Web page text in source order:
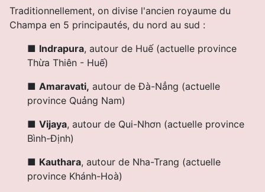
Traditionnellement, on divise l'ancien royaume du
Champa en 5 principautés, du nord au sud :
■ Indrapura, autour de Huế (actuelle province
Thừa Thiên - Huế)
■ Amaravati, autour de Đà-Nẳng (actuelle
province Quảng Nam)
■ Vijaya, autour de Qui-Nhơn (actuelle province
Bình-Định)
■ Kauthara, autour de Nha-Trang (actuelle
province Khánh-Hoà)